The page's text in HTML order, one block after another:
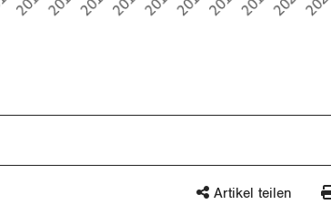
Artikel teilen